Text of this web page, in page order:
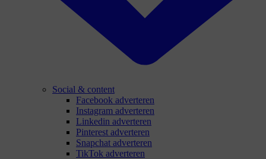
Social & content
Facebook adverteren
Instagram adverteren
Linkedin adverteren
Pinterest adverteren
Snapchat adverteren
TikTok adverteren